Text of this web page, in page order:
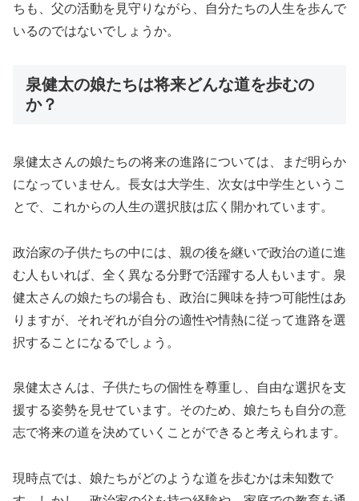
ちも、父の活動を見守りながら、自分たちの人生を歩んで
いるのではないでしょうか。
泉健太の娘たちは将来どんな道を歩むの
か？
泉健太さんの娘たちの将来の進路については、まだ明らか
になっていません。長女は大学生、次女は中学生というこ
とで、これからの人生の選択肢は広く開かれています。
政治家の子供たちの中には、親の後を継いで政治の道に進
む人もいれば、全く異なる分野で活躍する人もいます。泉
健太さんの娘たちの場合も、政治に興味を持つ可能性はあ
りますが、それぞれが自分の適性や情熱に従って進路を選
択することになるでしょう。
泉健太さんは、子供たちの個性を尊重し、自由な選択を支
援する姿勢を見せています。そのため、娘たちも自分の意
志で将来の道を決めていくことができると考えられます。
現時点では、娘たちがどのような道を歩むかは未知数で